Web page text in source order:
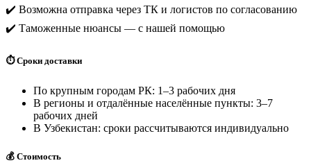
✔️ Возможна отправка через ТК и логистов по согласованию
✔️ Таможенные нюансы — с нашей помощью
⏱️ Сроки доставки
По крупным городам РК: 1–3 рабочих дня
В регионы и отдалённые населённые пункты: 3–7
рабочих дней
В Узбекистан: сроки рассчитываются индивидуально
💰 Стоимость